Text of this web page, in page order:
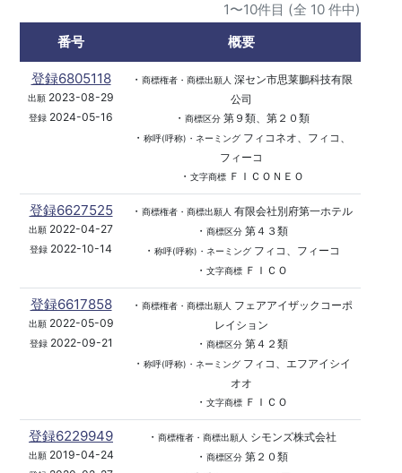
1〜10件目 (全 10 件中)
番号
概要
登録6805118
出願 2023-08-29
登録 2024-05-16
・ 商標権者・商標出願人 深セン市思莱鵬科技有限
公司
・ 商標区分第９類、第２０類
・ 称呼(呼称)・ネーミングフィコネオ、フィコ、
フィーコ
・ 文字商標ＦＩＣＯＮＥＯ
登録6627525
出願 2022-04-27
登録 2022-10-14
・ 商標権者・商標出願人 有限会社別府第一ホテル
・ 商標区分第４３類
・ 称呼(呼称)・ネーミングフィコ、フィーコ
・ 文字商標ＦＩＣＯ
登録6617858
出願2022-05-09
登録2022-09-21
・ 商標権者・商標出願人
フェアアイザックコーポ
レイション
・ 商標区分第４２類
・ 称呼(呼称)・ネーミングフィコ、エフアイシイ
オオ
・ 文字商標ＦＩＣＯ
登録6229949
出願2019-04-24
・ 商標権者・商標出願人
シモンズ株式会社
・ 商標区分第２０類